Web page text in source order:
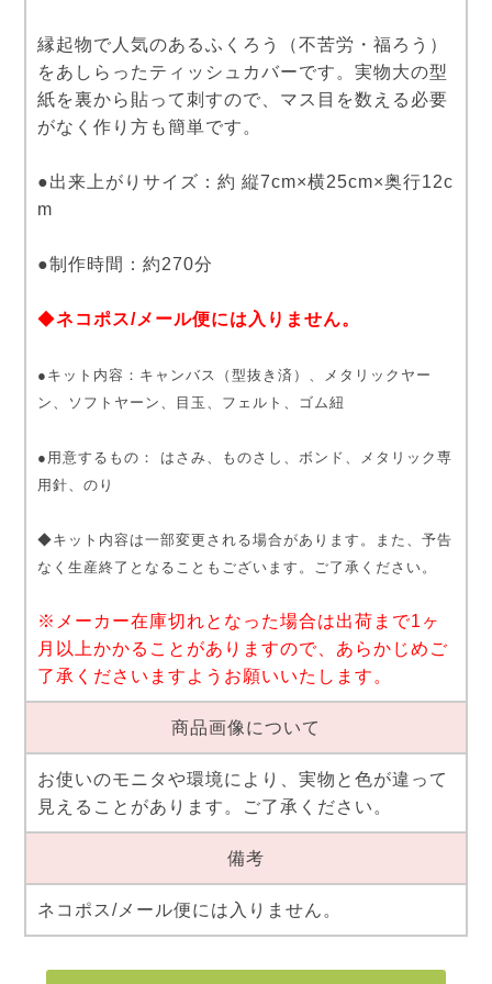
縁起物で人気のあるふくろう（不苦労・福ろう）
をあしらったティッシュカバーです。実物大の型
紙を裏から貼って刺すので、マス目を数える必要
がなく作り方も簡単です。
●出来上がりサイズ：約 縦7cm×横25cm×奥行12c
m
●制作時間：約270分
◆ネコポス/メール便には入りません。
●キット内容：キャンバス（型抜き済）、メタリックヤー
ン、ソフトヤーン、目玉、フェルト、ゴム紐
●用意するもの： はさみ、ものさし、ボンド、メタリック専
用針、のり
◆キット内容は一部変更される場合があります。また、予告
なく生産終了となることもございます。ご了承ください。
※メーカー在庫切れとなった場合は出荷まで1ヶ
月以上かかることがありますので、あらかじめご
了承くださいますようお願いいたします。
商品画像について
お使いのモニタや環境により、実物と色が違って
見えることがあります。ご了承ください。
備考
ネコポス/メール便には入りません。